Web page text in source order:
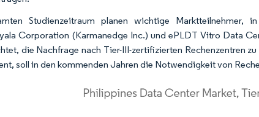
Studienzeitraum planen wichtige Marktteilnehmer,
Corporation (Karmanedge Inc.) und ePLDT Vitro Data
die Nachfrage nach Tier-III-zertifizierten Rechenzentren
soll in den kommenden Jahren die Notwendigkeit von